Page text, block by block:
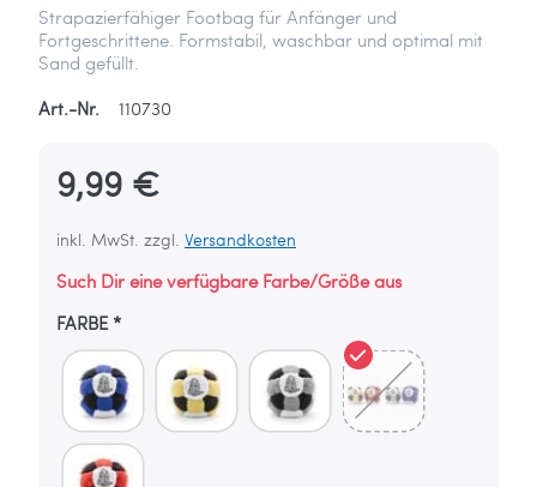
Strapazierfähiger Footbag für Anfänger und
Fortgeschrittene. Formstabil, waschbar und optimal mit
Sand gefüllt.
Art.-Nr.
110730
9,99 €
inkl. MwSt. zzgl. Versandkosten
Such Dir eine verfügbare Farbe/Größe aus
FARBE